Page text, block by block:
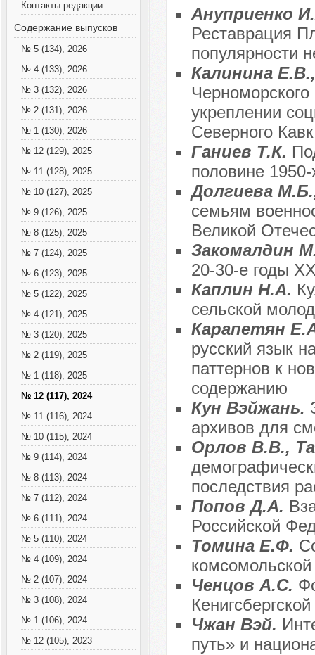
Контакты редакции
Содержание выпусков
№ 5 (134), 2026
№ 4 (133), 2026
№ 3 (132), 2026
№ 2 (131), 2026
№ 1 (130), 2026
№ 12 (129), 2025
№ 11 (128), 2025
№ 10 (127), 2025
№ 9 (126), 2025
№ 8 (125), 2025
№ 7 (124), 2025
№ 6 (123), 2025
№ 5 (122), 2025
№ 4 (121), 2025
№ 3 (120), 2025
№ 2 (119), 2025
№ 1 (118), 2025
№ 12 (117), 2024
№ 11 (116), 2024
№ 10 (115), 2024
№ 9 (114), 2024
№ 8 (113), 2024
№ 7 (112), 2024
№ 6 (111), 2024
№ 5 (110), 2024
№ 4 (109), 2024
№ 2 (107), 2024
№ 3 (108), 2024
№ 1 (106), 2024
№ 12 (105), 2023
Ануприенко
Реставрация
популярности
Калинина
укреплении
Северного
Ганиев Т.К.
половине
Долгиева
семьям
Великой
Закомалдин
20-30-е годы
Каплин Н.А.
сельской
Карапетян
русский язык
паттернов к
содержанию
Кун Вэйжань.
архивов для
Орлов В.В.,
последствия
Попов Д.А.
Российской
Томина Е.Ф.
Ченцов А.С.
Чжан Вэй.
путь» и